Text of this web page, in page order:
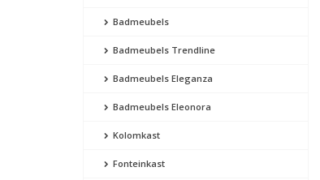
Badmeubels
Badmeubels Trendline
Badmeubels Eleganza
Badmeubels Eleonora
Kolomkast
Fonteinkast